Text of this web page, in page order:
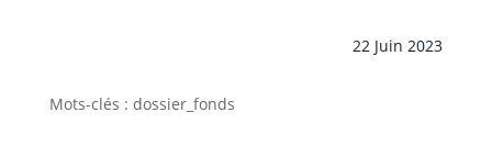
22 Juin 2023
Mots-clés : dossier_fonds